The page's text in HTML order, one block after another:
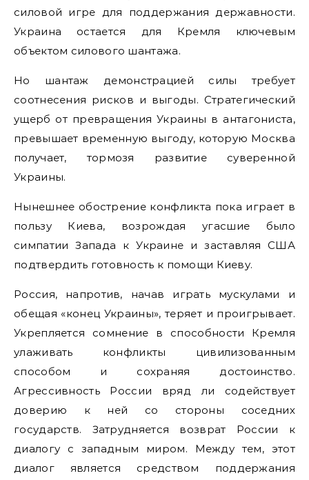
силовой игре для поддержания державности.
Украина остается для Кремля ключевым
объектом силового шантажа.
Но шантаж демонстрацией силы требует
соотнесения рисков и выгоды. Стратегический
ущерб от превращения Украины в антагониста,
превышает временную выгоду, которую Москва
получает, тормозя развитие суверенной
Украины.
Нынешнее обострение конфликта пока играет в
пользу Киева, возрождая угасшие было
симпатии Запада к Украине и заставляя США
подтвердить готовность к помощи Киеву.
Россия, напротив, начав играть мускулами и
обещая «конец Украины», теряет и проигрывает.
Укрепляется сомнение в способности Кремля
улаживать конфликты цивилизованным
способом и сохраняя достоинство.
Агрессивность России вряд ли содействует
доверию к ней со стороны соседних
государств. Затрудняется возврат России к
диалогу с западным миром. Между тем, этот
диалог является средством поддержания